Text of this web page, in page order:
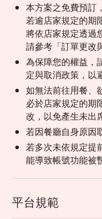
本方案之免費預訂
若逾店家規定的期
將依店家規定透過
請參考「訂單更改
為保障您的權益，
定與取消政策，以
如無法前往用餐、
必於店家規定的期
改，以免產生未出
若因餐廳自身原因
若多次未依規定提
能導致帳號功能被
平台規範